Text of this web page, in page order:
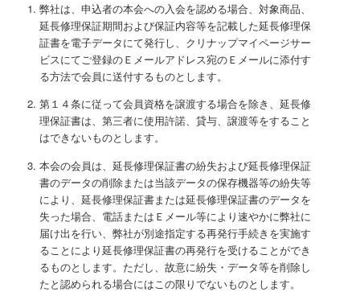
弊社は、申込者の本会への入会を認める場合、対象商品、
延長修理保証期間および保証内容等を記載した延長修理保
証書を電子データにて発行し、クリナップマイページサー
ビスにてご登録のＥメールアドレス宛のＥメールに添付す
る方法で会員に送付するものとします。
第１４条に従って会員資格を譲渡する場合を除き、延長修
理保証書は、第三者に使用許諾、貸与、譲渡等をすること
はできないものとします。
本会の会員は、延長修理保証書の紛失および延長修理保証
書のデータの削除または当該データの保存機器等の紛失等
により、延長修理保証書または延長修理保証書のデータを
失った場合、電話またはＥメール等により速やかに弊社に
届け出を行い、弊社が別途指定する再発行手続きを実施す
ることにより延長修理保証書の再発行を受けることができ
るものとします。ただし、故意に紛失・データ等を削除し
たと認められる場合にはこの限りでないものとします。